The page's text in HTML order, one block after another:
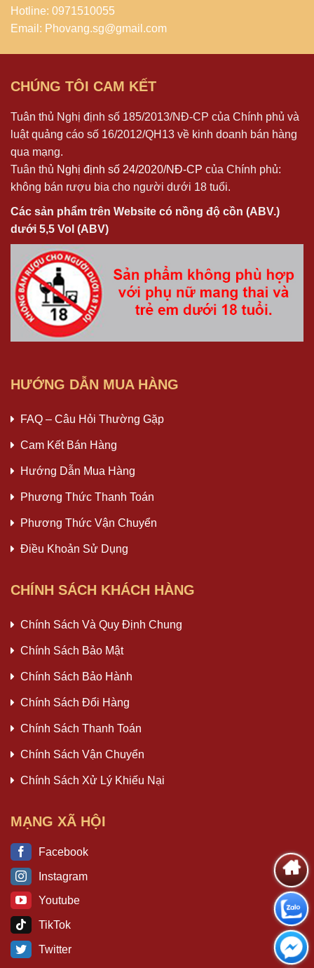
Hotline: 0971510055
Email: Phovang.sg@gmail.com
CHÚNG TÔI CAM KẾT
Tuân thủ Nghị định số 185/2013/NĐ-CP của Chính phủ và
luật quảng cáo số 16/2012/QH13 về kinh doanh bán hàng
qua mạng.
Tuân thủ Nghị định số 24/2020/NĐ-CP của Chính phủ:
không bán rượu bia cho người dưới 18 tuổi.
Các sản phẩm trên Website có nồng độ cồn (ABV.)
dưới 5,5 Vol (ABV)
HƯỚNG DẪN MUA HÀNG
FAQ – Câu Hỏi Thường Gặp
Cam Kết Bán Hàng
Hướng Dẫn Mua Hàng
Phương Thức Thanh Toán
Phương Thức Vận Chuyển
Điều Khoản Sử Dụng
CHÍNH SÁCH KHÁCH HÀNG
Chính Sách Và Quy Định Chung
Chính Sách Bảo Mật
Chính Sách Bảo Hành
Chính Sách Đổi Hàng
Chính Sách Thanh Toán
Chính Sách Vận Chuyển
Chính Sách Xử Lý Khiếu Nại
MẠNG XÃ HỘI
Facebook
Instagram
Youtube
TikTok
Twitter